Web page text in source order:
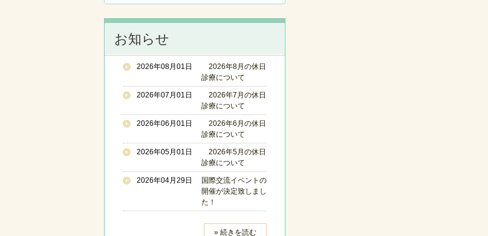
お知らせ
2026年08月01日
2026年8月の休日
診療について
2026年07月01日
2026年7月の休日
診療について
2026年06月01日
2026年6月の休日
診療について
2026年05月01日
2026年5月の休日
診療について
2026年04月29日
国際交流イベントの
開催が決定致しまし
た！
» 続きを読む